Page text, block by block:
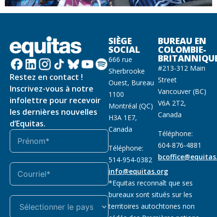
Restez en contact !
Inscrivez-vous à notre
infolettre pour recevoir
les dernières nouvelles
d’Equitas.
SIÈGE
SOCIAL
666 rue
Sherbrooke
Ouest, Bureau
1100
Montréal (QC)
H3A 1E7,
Canada
Téléphone:
514-954-0382
info@equitas.org
BUREAU EN
COLOMBIE-
#213-312 Main
Street
Vancouver (BC)
V6A 2T2,
Canada
Téléphone:
604-876-4881
*Equitas reconnaît que ses
bureaux sont situés sur les
territoires autochtones non